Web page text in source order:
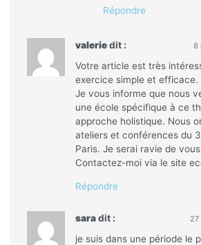
Répondre
valerie dit : 8
Votre article est très
exercice simple et efficace.
Je vous informe que nous
une école spécifique à ce
approche holistique. Nous
ateliers et conférences du
Paris. Je serai ravie de
Contactez-moi via le site
Répondre
sara dit :
je suis dans une période le